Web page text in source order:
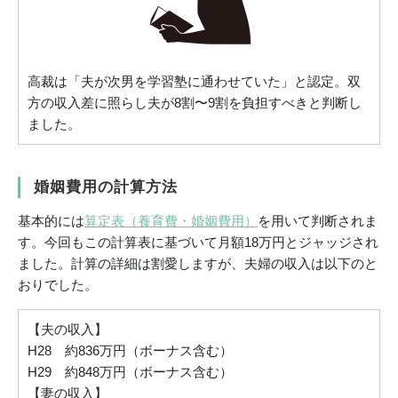
高裁は「夫が次男を学習塾に通わせていた」と認定。双
方の収入差に照らし夫が8割〜9割を負担すべきと判断し
ました。
婚姻費用の計算方法
基本的には算定表（養育費・婚姻費用）
を用いて判断されま
す。今回もこの計算表に基づいて月額18万円とジャッジされ
ました。計算の詳細は割愛しますが、夫婦の収入は以下のと
おりでした。
【夫の収入】
H28 約836万円（ボーナス含む）
H29 約848万円（ボーナス含む）
【妻の収入】